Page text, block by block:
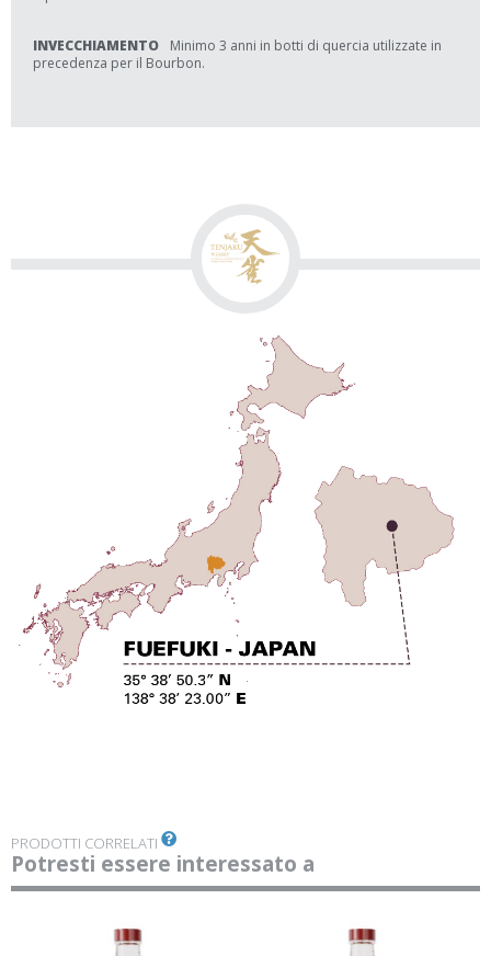
INVECCHIAMENTO
Minimo 3 anni in botti di quercia utilizzate in
precedenza per il Bourbon.
PRODOTTI CORRELATI
Potresti essere interessato a